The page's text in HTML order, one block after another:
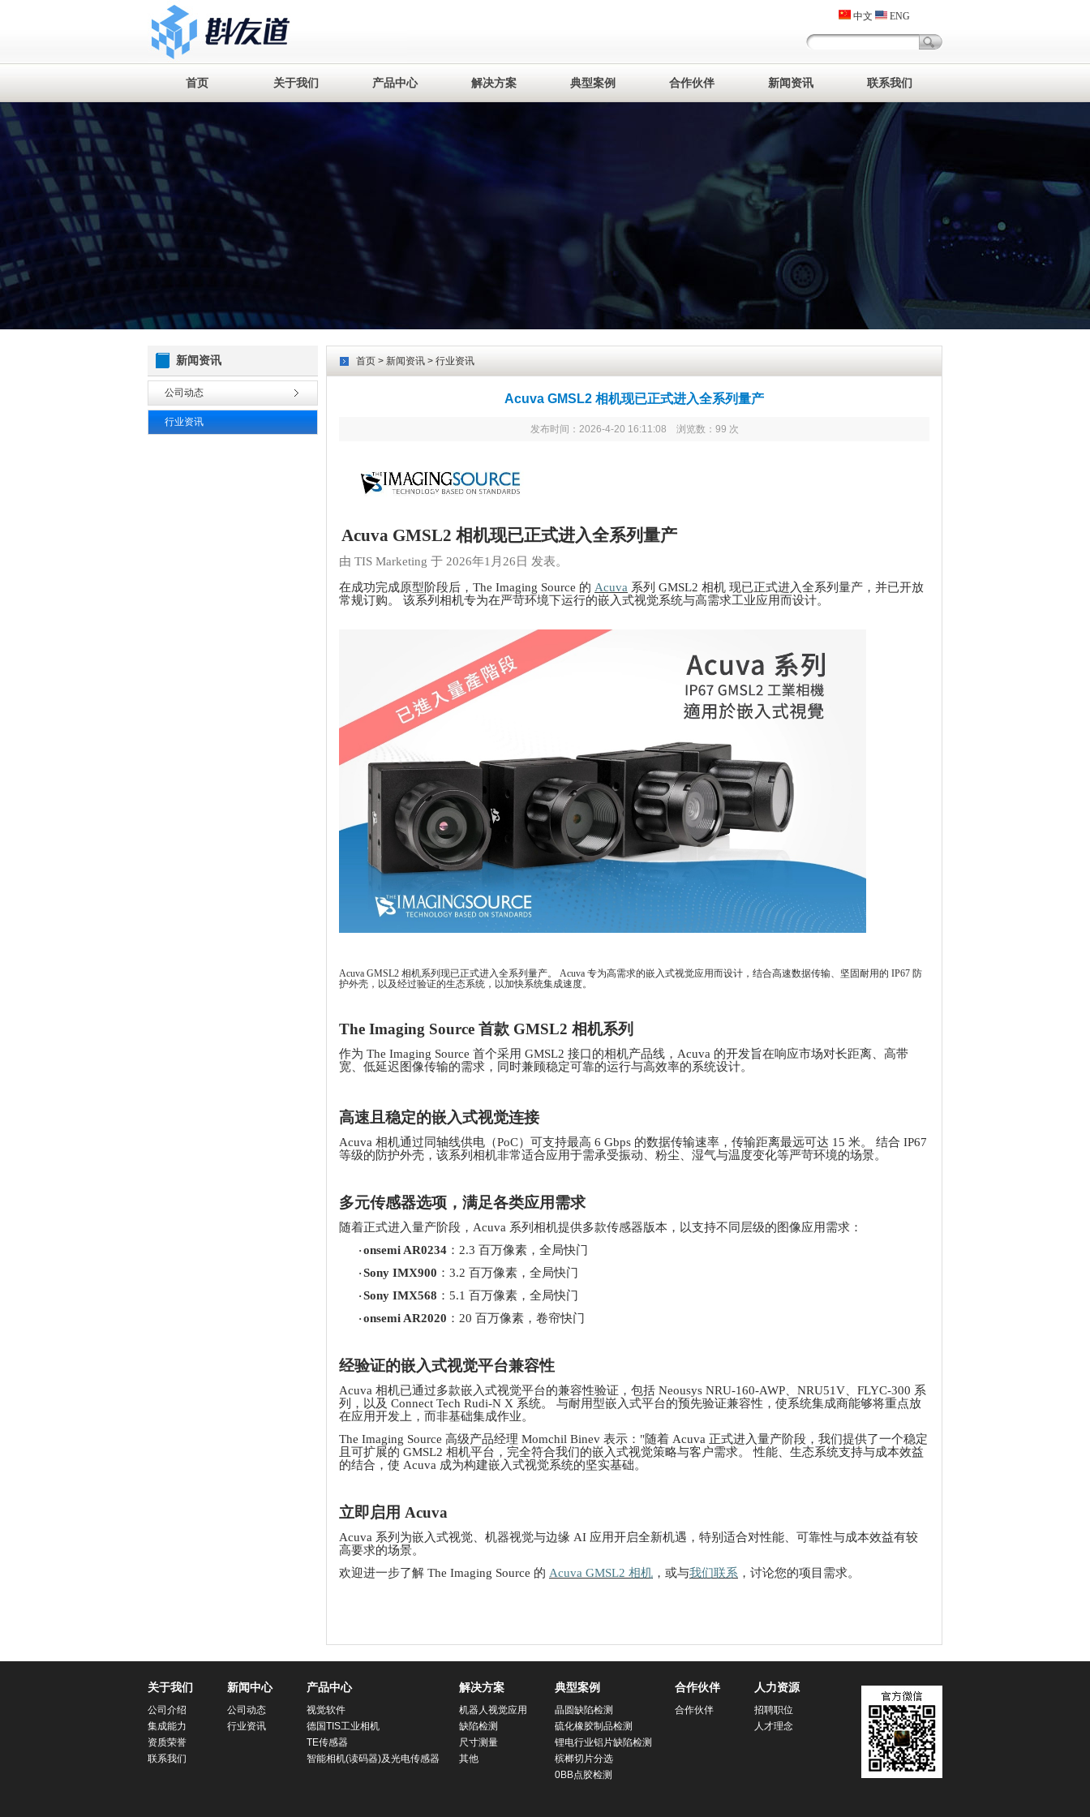
中文 ENG
首页 关于我们 产品中心 解决方案 典型案例 合作伙伴 新闻资讯 联系我们
新闻资讯
公司动态
行业资讯
首页 > 新闻资讯 > 行业资讯
Acuva GMSL2 相机现已正式进入全系列量产
发布时间：2026-4-20 16:11:08 浏览数：99 次
Acuva GMSL2 相机现已正式进入全系列量产
由 TIS Marketing 于 2026年1月26日 发表。
在成功完成原型阶段后， The Imaging Source 的 Acuva 系列 GMSL2 相机 现已正式进入全系列量产，并已开放
常规订购。 该系列相机专为在严苛环境下运行的嵌入式视觉系统与高需求工业应用而设计。
Acuva GMSL2 相机系列现已正式进入全系列量产。 Acuva 专为高需求的嵌入式视觉应用而设计，结合高速数据传输、坚固耐用的 IP67 防
护外壳，以及经过验证的生态系统，以加快系统集成速度。
The Imaging Source 首款 GMSL2 相机系列
作为 The Imaging Source 首个采用 GMSL2 接口的相机产品线，Acuva 的开发旨在响应市场对长距离、高带
宽、低延迟图像传输的需求，同时兼顾稳定可靠的运行与高效率的系统设计。
高速且稳定的嵌入式视觉连接
Acuva 相机通过同轴线供电（PoC）可支持最高 6 Gbps 的数据传输速率，传输距离最远可达 15 米。 结合 IP67
等级的防护外壳，该系列相机非常适合应用于需承受振动、粉尘、湿气与温度变化等严苛环境的场景。
多元传感器选项，满足各类应用需求
随着正式进入量产阶段， Acuva 系列相机提供多款传感器版本，以支持不同层级的图像应用需求：
· onsemi AR0234 ： 2.3 百万像素，全局快门
· Sony IMX900 ： 3.2 百万像素，全局快门
· Sony IMX568 ： 5.1 百万像素，全局快门
· onsemi AR2020 ： 20 百万像素，卷帘快门
经验证的嵌入式视觉平台兼容性
Acuva 相机已通过多款嵌入式视觉平台的兼容性验证，包括 Neousys NRU-160-AWP、NRU51V、FLYC-300 系
列，以及 Connect Tech Rudi-N X 系统。 与耐用型嵌入式平台的预先验证兼容性，使系统集成商能够将重点放
在应用开发上，而非基础集成作业。
The Imaging Source 高级产品经理 Momchil Binev 表示："随着 Acuva 正式进入量产阶段，我们提供了一个稳定
且可扩展的 GMSL2 相机平台，完全符合我们的嵌入式视觉策略与客户需求。性能、生态系统支持与成本效益
的结合，使 Acuva 成为构建嵌入式视觉系统的坚实基础。
立即启用 Acuva
Acuva 系列为嵌入式视觉、机器视觉与边缘 AI 应用开启全新机遇，特别适合对性能、可靠性与成本效益有较
高要求的场景。
欢迎进一步了解 The Imaging Source 的 Acuva GMSL2 相机 ，或与我们联系 ，讨论您的项目需求。
关于我们
公司介绍
集成能力
资质荣誉
联系我们
新闻中心
公司动态
行业资讯
产品中心
视觉软件
德国TIS工业相机
TE传感器
智能相机(读码器)及光电传感器
解决方案
机器人视觉应用
缺陷检测
尺寸测量
其他
典型案例
晶圆缺陷检测
硫化橡胶制品检测
锂电行业铝片缺陷检测
槟榔切片分选
0BB点胶检测
合作伙伴
合作伙伴
人力资源
招聘职位
人才理念